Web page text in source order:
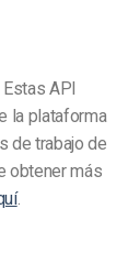
API
la plataforma
de trabajo de
obtener más
.